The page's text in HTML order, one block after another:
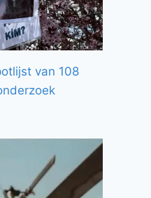
van 108